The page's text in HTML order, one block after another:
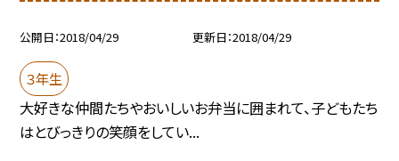
公開日 2018/04/29 更新日 2018/04/29
３年生
大好きな仲間たちやおいしいお弁当に囲まれて、子どもたち
はとびっきりの笑顔をしてい...